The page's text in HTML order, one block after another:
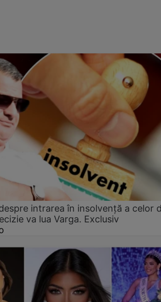
intrarea în insolvență a celor
va lua Varga. Exclusiv